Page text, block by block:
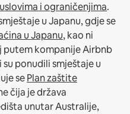
i ograničenjima.
u Japanu, gdje se
u Japanu, kao ni
putem kompanije Airbnb
ponudili smještaje u
sePlan zaštite
čija je država
unutar Australije,